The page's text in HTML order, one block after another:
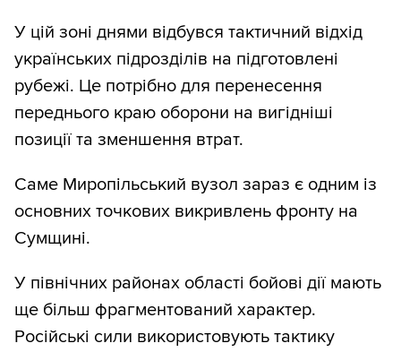
У цій зоні днями відбувся тактичний відхід
українських підрозділів на підготовлені
рубежі. Це потрібно для перенесення
переднього краю оборони на вигідніші
позиції та зменшення втрат.
Саме Миропільський вузол зараз є одним із
основних точкових викривлень фронту на
Сумщині.
У північних районах області бойові дії мають
ще більш фрагментований характер.
Російські сили використовують тактику